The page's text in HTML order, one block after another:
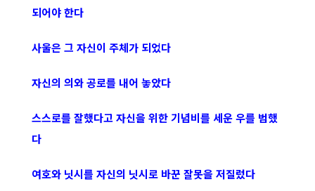
되어야 한다
사울은 그 자신이 주체가 되었다
자신의 의와 공로를 내어 놓았다
스스로를 잘했다고 자신을 위한 기념비를 세운 우를 범했
다
여호와 닛시를 자신의 닛시로 바꾼 잘못을 저질렀다